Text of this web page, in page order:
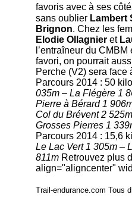
favoris avec à ses
sans oublier Lambert
Brignon. Chez les
Elodie Ollagnier et
l’entraîneur du
favori, on pourrait
Perche (V2) sera face
Parcours 2014 : 50
035m – La Flégère 1
Pierre à Bérard 1
Col du Brévent 2
Grosses Pierres 1
Parcours 2014 : 15,6
Le Lac Vert 1 305m –
811m Retrouvez plus
align="aligncenter"
Trail-endurance.com Tous